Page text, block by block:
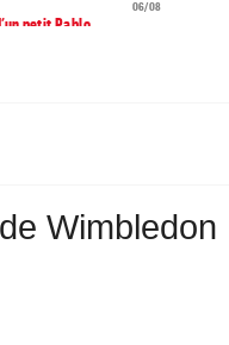
06/08
petit Pablo...
qualifications
U14 éliminée dès les
Wimbledon